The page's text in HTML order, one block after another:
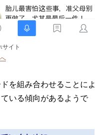
サイト
を組み合わせることによ
いる傾向があるようで